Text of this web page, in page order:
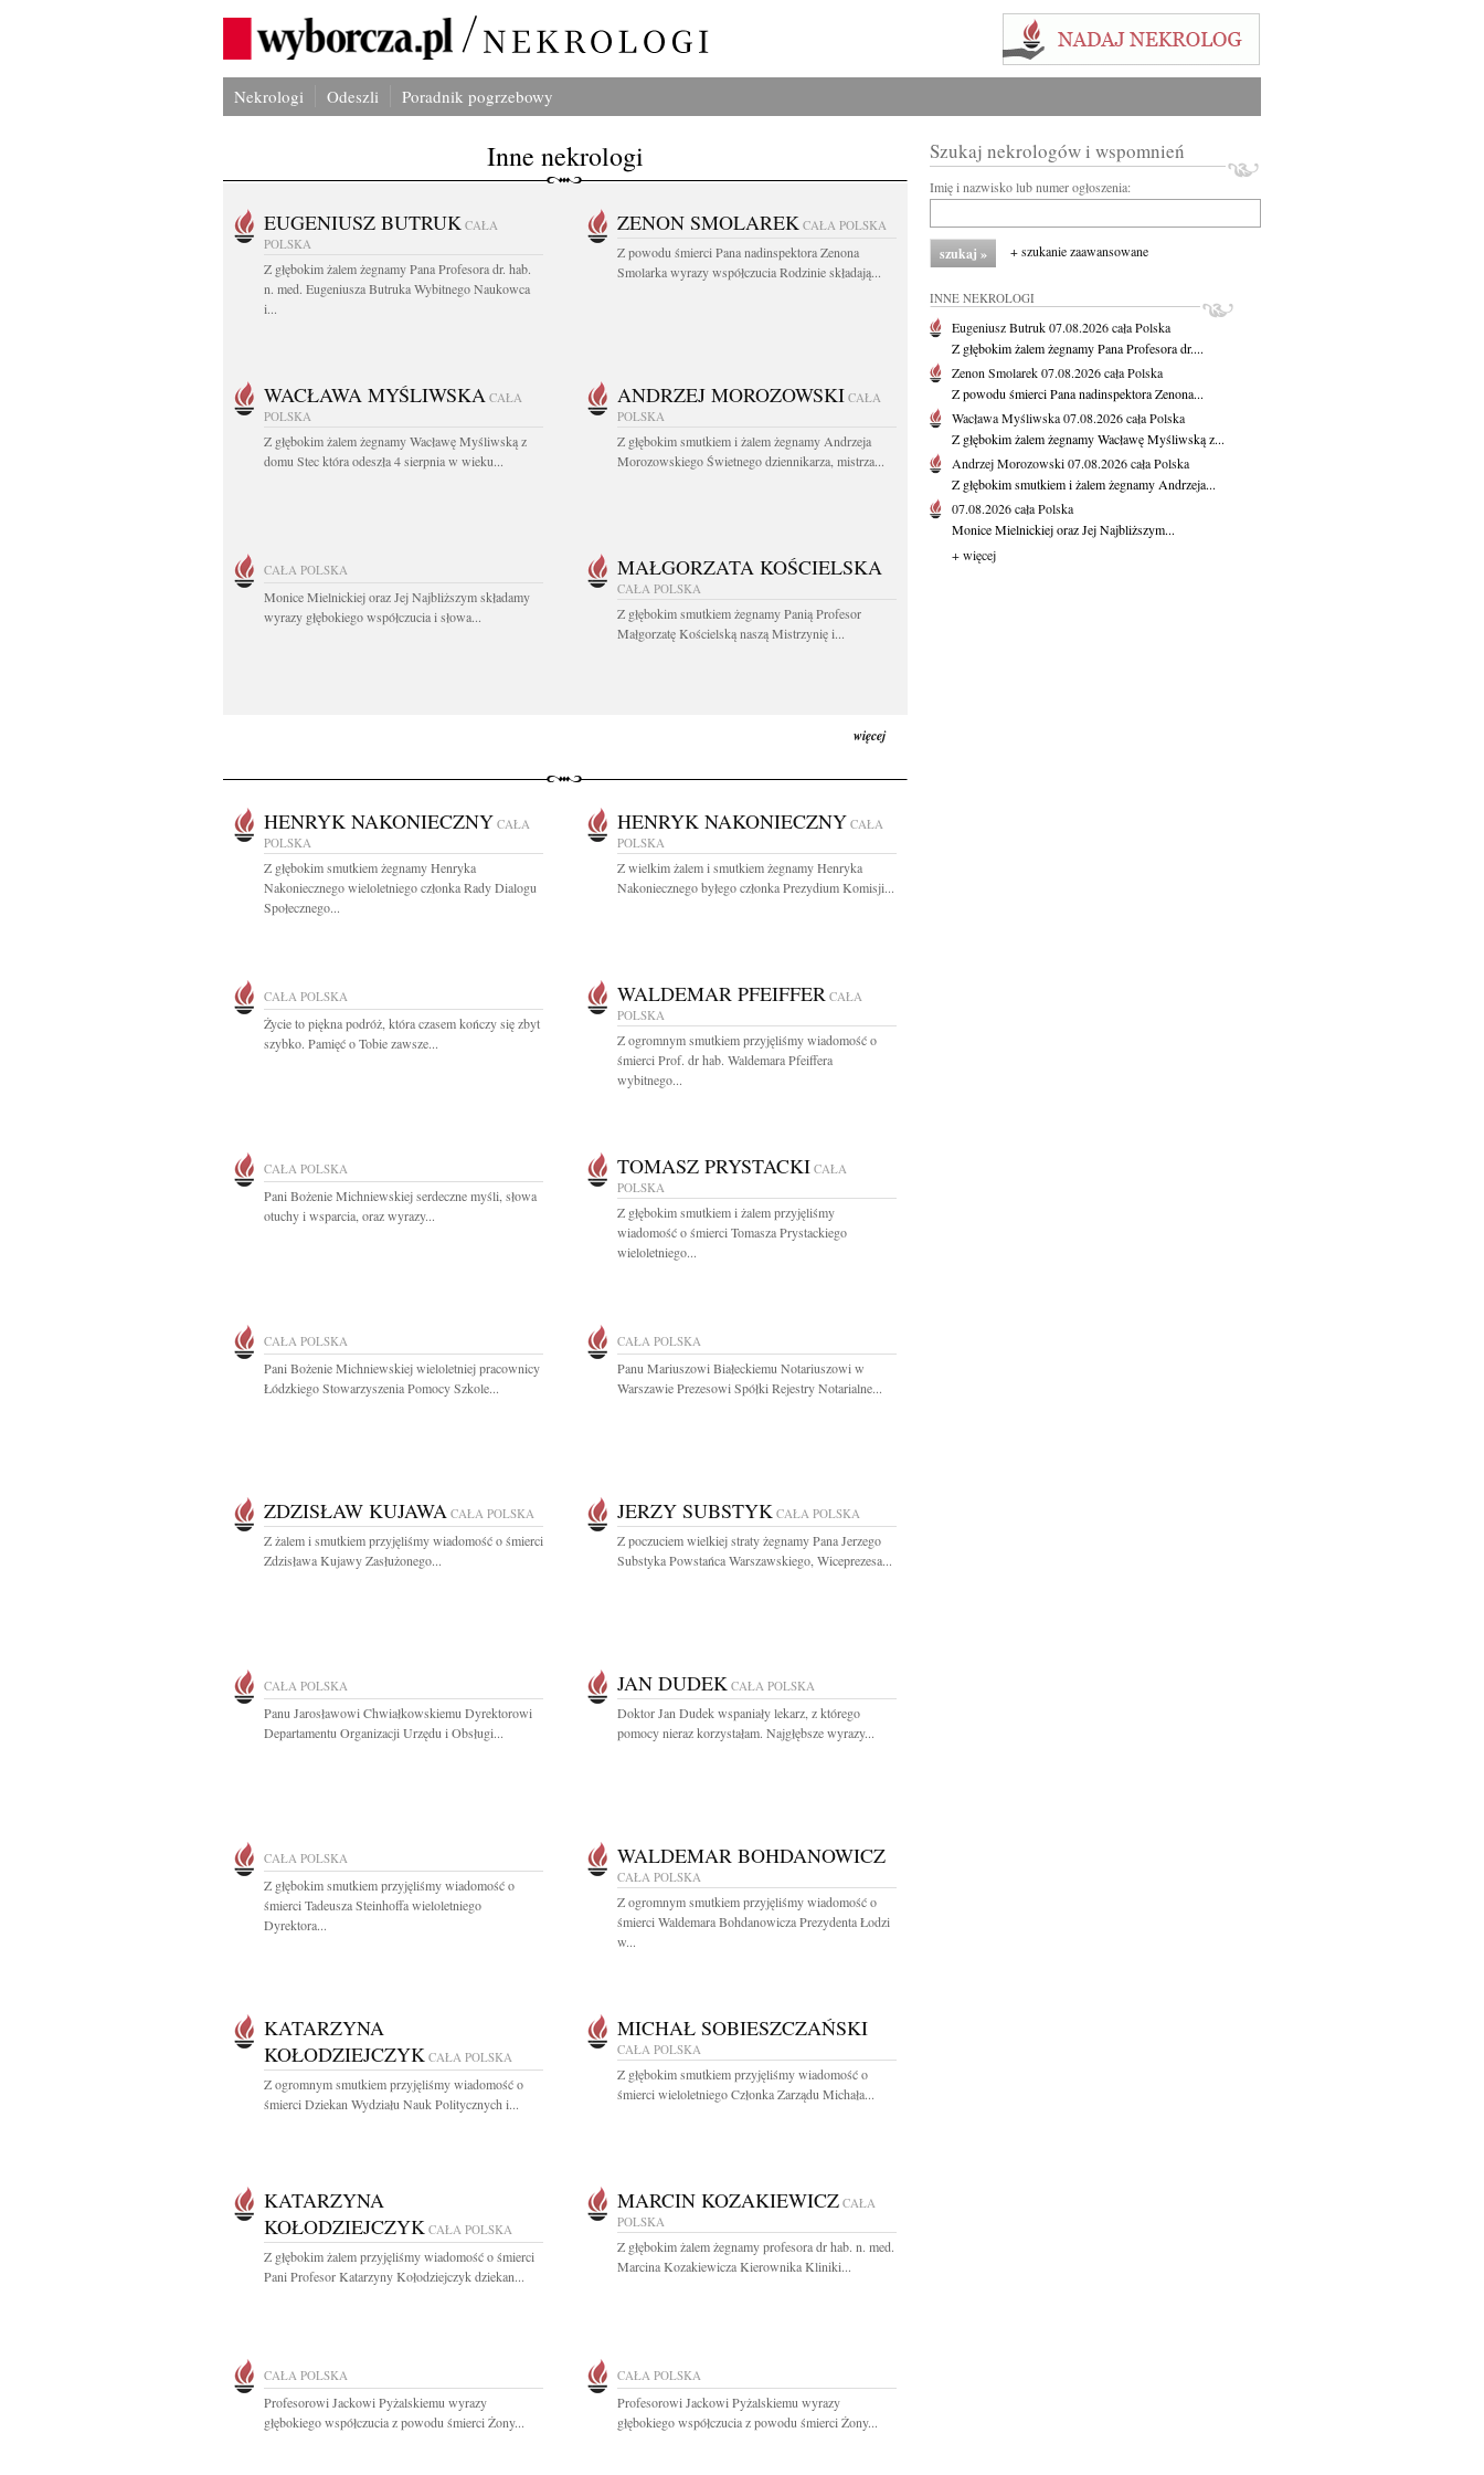
Nekrologi Odeszli Poradnik pogrzebowy
Inne nekrologi
EUGENIUSZ BUTRUK CAŁA
POLSKA
Z głębokim żalem żegnamy Pana Profesora dr. hab.
n. med. Eugeniusza Butruka Wybitnego Naukowca
i...
ZENON SMOLAREK CAŁA POLSKA
Z powodu śmierci Pana nadinspektora Zenona
Smolarka wyrazy współczucia Rodzinie składają...
WACŁAWA MYŚLIWSKA CAŁA
POLSKA
Z głębokim żalem żegnamy Wacławę Myśliwską z
domu Stec która odeszła 4 sierpnia w wieku...
ANDRZEJ MOROZOWSKI CAŁA
POLSKA
Z głębokim smutkiem i żalem żegnamy Andrzeja
Morozowskiego Świetnego dziennikarza, mistrza...
CAŁA POLSKA
Monice Mielnickiej oraz Jej Najbliższym składamy
wyrazy głębokiego współczucia i słowa...
MAŁGORZATA KOŚCIELSKA
CAŁA POLSKA
Z głębokim smutkiem żegnamy Panią Profesor
Małgorzatę Kościelską naszą Mistrzynię i...
więcej
HENRYK NAKONIECZNY CAŁA
POLSKA
Z głębokim smutkiem żegnamy Henryka
Nakoniecznego wieloletniego członka Rady Dialogu
Społecznego...
HENRYK NAKONIECZNY CAŁA
POLSKA
Z wielkim żalem i smutkiem żegnamy Henryka
Nakoniecznego byłego członka Prezydium Komisji...
CAŁA POLSKA
Życie to piękna podróż, która czasem kończy się zbyt
szybko. Pamięć o Tobie zawsze...
WALDEMAR PFEIFFER CAŁA
POLSKA
Z ogromnym smutkiem przyjęliśmy wiadomość o
śmierci Prof. dr hab. Waldemara Pfeiffera
wybitnego...
CAŁA POLSKA
Pani Bożenie Michniewskiej serdeczne myśli, słowa
otuchy i wsparcia, oraz wyrazy...
TOMASZ PRYSTACKI CAŁA
POLSKA
Z głębokim smutkiem i żalem przyjęliśmy
wiadomość o śmierci Tomasza Prystackiego
wieloletniego...
CAŁA POLSKA
Pani Bożenie Michniewskiej wieloletniej pracownicy
Łódzkiego Stowarzyszenia Pomocy Szkole...
CAŁA POLSKA
Panu Mariuszowi Białeckiemu Notariuszowi w
Warszawie Prezesowi Spółki Rejestry Notarialne...
ZDZISŁAW KUJAWA CAŁA POLSKA
Z żalem i smutkiem przyjęliśmy wiadomość o śmierci
Zdzisława Kujawy Zasłużonego...
JERZY SUBSTYK CAŁA POLSKA
Z poczuciem wielkiej straty żegnamy Pana Jerzego
Substyka Powstańca Warszawskiego, Wiceprezesa...
CAŁA POLSKA
Panu Jarosławowi Chwiałkowskiemu Dyrektorowi
Departamentu Organizacji Urzędu i Obsługi...
JAN DUDEK CAŁA POLSKA
Doktor Jan Dudek wspaniały lekarz, z którego
pomocy nieraz korzystałam. Najgłębsze wyrazy...
CAŁA POLSKA
Z głębokim smutkiem przyjęliśmy wiadomość o
śmierci Tadeusza Steinhoffa wieloletniego
Dyrektora...
WALDEMAR BOHDANOWICZ
CAŁA POLSKA
Z ogromnym smutkiem przyjęliśmy wiadomość o
śmierci Waldemara Bohdanowicza Prezydenta Łodzi
w...
KATARZYNA
KOŁODZIEJCZYK CAŁA POLSKA
Z ogromnym smutkiem przyjęliśmy wiadomość o
śmierci Dziekan Wydziału Nauk Politycznych i...
MICHAŁ SOBIESZCZAŃSKI
CAŁA POLSKA
Z głębokim smutkiem przyjęliśmy wiadomość o
śmierci wieloletniego Członka Zarządu Michała...
KATARZYNA
KOŁODZIEJCZYK CAŁA POLSKA
Z głębokim żalem przyjęliśmy wiadomość o śmierci
Pani Profesor Katarzyny Kołodziejczyk dziekan...
MARCIN KOZAKIEWICZ CAŁA
POLSKA
Z głębokim żalem żegnamy profesora dr hab. n. med.
Marcina Kozakiewicza Kierownika Kliniki...
CAŁA POLSKA
Profesorowi Jackowi Pyżalskiemu wyrazy
głębokiego współczucia z powodu śmierci Żony...
CAŁA POLSKA
Profesorowi Jackowi Pyżalskiemu wyrazy
głębokiego współczucia z powodu śmierci Żony...
Szukaj nekrologów i wspomnień
Imię i nazwisko lub numer ogłoszenia:
+ szukanie zaawansowane
INNE NEKROLOGI
Eugeniusz Butruk07.08.2026cała Polska
Z głębokim żalem żegnamy Pana Profesora dr....
Zenon Smolarek07.08.2026cała Polska
Z powodu śmierci Pana nadinspektora Zenona...
Wacława Myśliwska07.08.2026cała Polska
Z głębokim żalem żegnamy Wacławę Myśliwską z...
Andrzej Morozowski07.08.2026cała Polska
Z głębokim smutkiem i żalem żegnamy Andrzeja...
07.08.2026cała Polska
Monice Mielnickiej oraz Jej Najbliższym...
+ więcej